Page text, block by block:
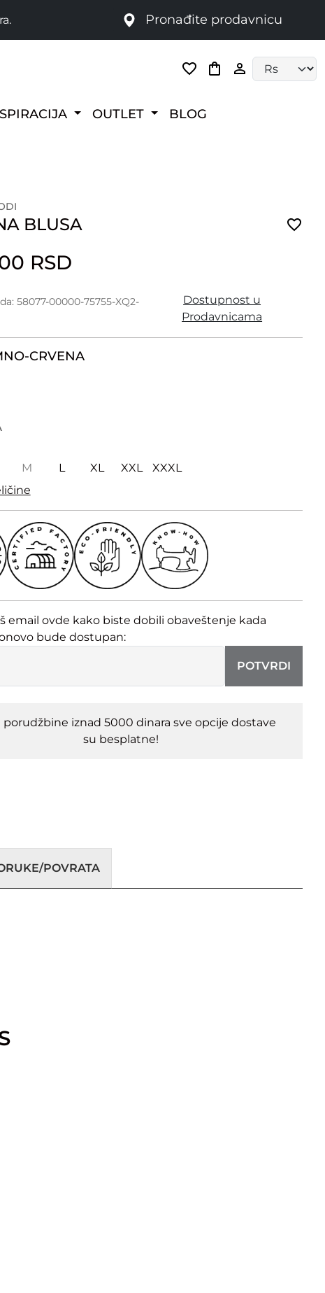
Pronađite prodavnicu
OUTLET BLOG
BLUSA
RSD
58077-00000-75755-XQ2-
Dostupnost u
Prodavnicama
CRVENA
M L XL XXL
XXXL
email ovde kako biste dobili obaveštenje kada
bude dostupan:
POTVRDI
porudžbine iznad 5000 dinara sve opcije dostave
su besplatne!
POVRATA